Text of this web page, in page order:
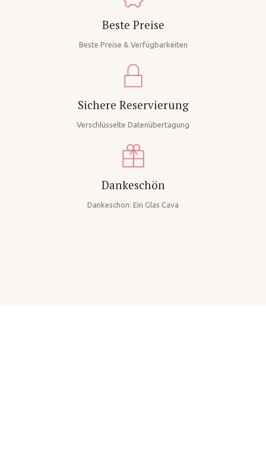
Beste Preise
Beste Preise & Verfügbarkeiten
Sichere Reservierung
Verschlüsselte Datenübertagung
Dankeschön
Dankeschön: Ein Glas Cava